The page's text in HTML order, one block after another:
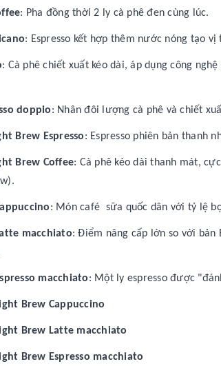
: Pha đồng thời 2 ly cà phê đen cùng lúc.
: Espresso kết hợp thêm nước nóng tạo
: Cà phê chiết xuất kéo dài, áp dụng công
doppio: Nhân đôi lượng cà phê và chiết
Brew Espresso: Espresso phiên bản thanh
Brew Coffee: Cà phê kéo dài thanh mát,
: Món café sữa quốc dân với tỷ lệ
macchiato: Điểm nâng cấp lớn so với bản
macchiato: Một ly espresso được
Brew Cappuccino
Brew Latte macchiato
Brew Espresso macchiato